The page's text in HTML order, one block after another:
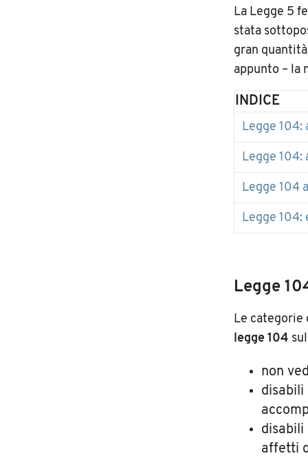
La Legge 5
stata
gran
appunto – la
INDICE
Legge 104:
Legge 104:
Legge 104
Legge 104:
Legge
Le categorie
legge 104
non
disabili
disabili
affetti